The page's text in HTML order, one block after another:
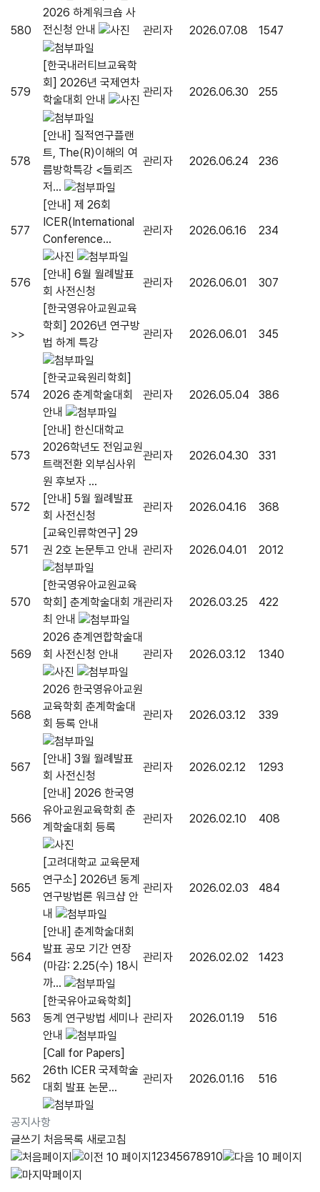
공지사항
580
2026 하계워크숍 사
전신청 안내
관리자 2026.07.08 1547
579
[한국내러티브교육학
회] 2026년 국제연차
학술대회 안내
관리자 2026.06.30 255
578
[안내] 질적연구플랜
트, The(R)이해의 여
름방학특강 <들뢰즈
저...
관리자 2026.06.24 236
577
[안내] 제 26회
ICER(International
Conference...
관리자 2026.06.16 234
576
[안내] 6월 월례발표
회 사전신청
관리자 2026.06.01 307
>>
[한국영유아교원교육
학회] 2026년 연구방
법 하계 특강
관리자 2026.06.01 345
574
[한국교육원리학회]
2026 춘계학술대회
안내
관리자 2026.05.04 386
573
[안내] 한신대학교
2026학년도 전임교원
트랙전환 외부심사위
원 후보자 ...
관리자 2026.04.30 331
572
[안내] 5월 월례발표
회 사전신청
관리자 2026.04.16 368
571
[교육인류학연구] 29
권 2호 논문투고 안내 관리자 2026.04.01 2012
570
[한국영유아교원교육
학회] 춘계학술대회 개
최 안내
관리자 2026.03.25 422
569
2026 춘계연합학술대
회 사전신청 안내
관리자 2026.03.12 1340
568
2026 한국영유아교원
교육학회 춘계학술대
회 등록 안내
관리자 2026.03.12 339
567
[안내] 3월 월례발표
회 사전신청
관리자 2026.02.12 1293
566
[안내] 2026 한국영
유아교원교육학회 춘
계학술대회 등록
관리자 2026.02.10 408
565
[고려대학교 교육문제
연구소] 2026년 동계
연구방법론 워크샵 안
내
관리자 2026.02.03 484
564
[안내] 춘계학술대회
발표 공모 기간 연장
(마감: 2.25(수) 18시
까...
관리자 2026.02.02 1423
563
[한국유아교육학회]
동계 연구방법 세미나
안내
관리자 2026.01.19 516
562
[Call for Papers]
26th ICER 국제학술
대회 발표 논문...
관리자 2026.01.16 516
글쓰기 처음목록 새로고침
12345678910